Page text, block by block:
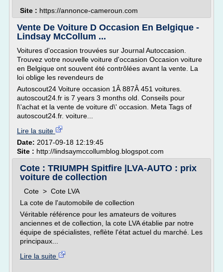
Site : https://annonce-cameroun.com
Vente De Voiture D Occasion En Belgique -
Lindsay McCollum ...
Voitures d'occasion trouvées sur Journal Autoccasion.
Trouvez votre nouvelle voiture d'occasion Occasion voiture
en Belgique ont souvent été contrôlées avant la vente. La
loi oblige les revendeurs de
Autoscout24 Voiture occasion 1Â 887Â 451 voitures.
autoscout24.fr is 7 years 3 months old. Conseils pour
l\'achat et la vente de voiture d\' occasion. Meta Tags of
autoscout24.fr. voiture...
Lire la suite
Date: 2017-09-18 12:19:45
Site : http://lindsaymccollumblog.blogspot.com
Cote : TRIUMPH Spitfire |LVA-AUTO : prix
voiture de collection
Cote > Cote LVA
La cote de l'automobile de collection
Véritable référence pour les amateurs de voitures
anciennes et de collection, la cote LVA établie par notre
équipe de spécialistes, reflète l'état actuel du marché. Les
principaux...
Lire la suite